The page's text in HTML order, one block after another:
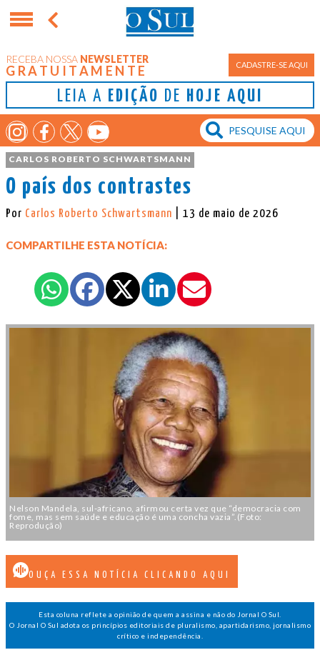
RECEBA NOSSA NEWSLETTER
GRATUITAMENTE CADASTRE-SE AQUI
LEIA A EDIÇÃO DE HOJE AQUI
CARLOS ROBERTO SCHWARTSMANN
O país dos contrastes
Por Carlos Roberto Schwartsmann | 13 de maio de 2026
COMPARTILHE ESTA NOTÍCIA:
Nelson Mandela, sul-africano, afirmou certa vez que “democracia com
fome, mas sem saúde e educação é uma concha vazia”.(Foto:
Reprodução)
OUÇA ESSA NOTÍCIA CLICANDO AQUI
Esta coluna reflete a opinião de quem a assina e não do Jornal O Sul.
O Jornal O Sul adota os princípios editoriais de pluralismo, apartidarismo, jornalismo
crítico e independência.